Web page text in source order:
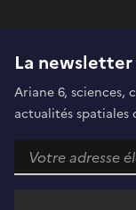
La
Ariane 6, sciences,
actualités spatiales